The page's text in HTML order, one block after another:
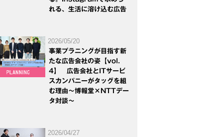
れる、生活に溶け込む広告
2026/05/20
事業プラニングが目指す新
たな広告会社の姿【vol.
4】 広告会社とITサービ
スカンパニーがタッグを組
む理由～博報堂×NTTデー
タ対談～
2026/04/27